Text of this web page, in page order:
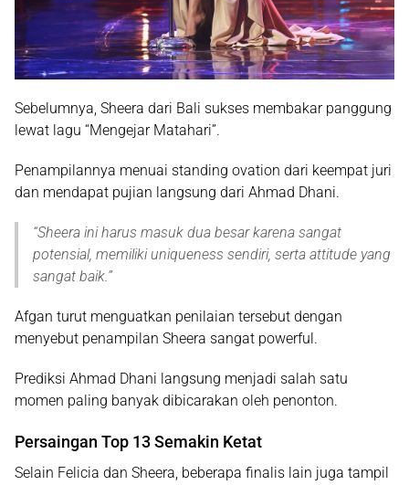
Sebelumnya, Sheera dari Bali sukses membakar panggung
lewat lagu “Mengejar Matahari”.
Penampilannya menuai standing ovation dari keempat juri
dan mendapat pujian langsung dari Ahmad Dhani.
“Sheera ini harus masuk dua besar karena sangat
potensial, memiliki uniqueness sendiri, serta attitude yang
sangat baik.”
Afgan turut menguatkan penilaian tersebut dengan
menyebut penampilan Sheera sangat powerful.
Prediksi Ahmad Dhani langsung menjadi salah satu
momen paling banyak dibicarakan oleh penonton.
Persaingan Top 13 Semakin Ketat
Selain Felicia dan Sheera, beberapa finalis lain juga tampil